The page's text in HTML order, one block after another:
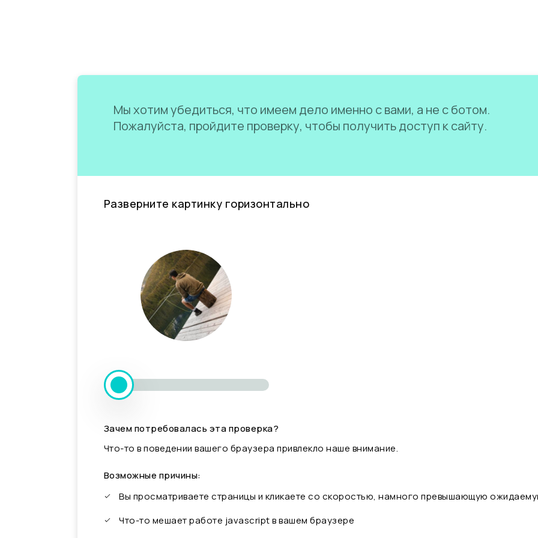
Мы хотим убедиться, что имеем дело именно с вами, а не с ботом.
Пожалуйста, пройдите проверку, чтобы получить доступ к сайту.
Разверните картинку горизонтально
Зачем потребовалась эта проверка?
Что-то в поведении вашего браузера привлекло наше внимание.
Возможные причины:
Вы просматриваете страницы и кликаете со скоростью, намного превышающую
Что-то мешает работе javascript в вашем браузере